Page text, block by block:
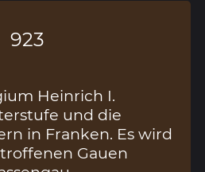
923
Heinrich I.
und die
in Franken. Es wird
Gauen